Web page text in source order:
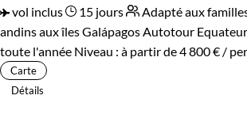
vol inclus
15 jours Adapté aux
andins aux îles Galápagos Autotour Equateur
toute l'année Niveau : à partir de4 800 € /
Carte
Détails